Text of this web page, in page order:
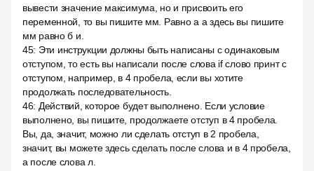
вывести значение максимума, но и присвоить его
переменной, то вы пишите мм. Равно а а здесь вы пишите
мм равно б и.
45: Эти инструкции должны быть написаны с одинаковым
отступом, то есть вы написали после слова if слово принт с
отступом, например, в 4 пробела, если вы хотите
продолжать последовательность.
46: Действий, которое будет выполнено. Если условие
выполнено, вы пишите, продолжаете отступ в 4 пробела.
Вы, да, значит, можно ли сделать отступ в 2 пробела,
значит, вы можете здесь сделать после слова и в 4 пробела,
а после слова л.